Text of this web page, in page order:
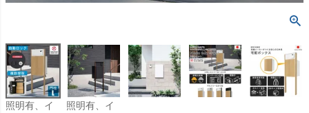
照明有、イ
照明有、イ